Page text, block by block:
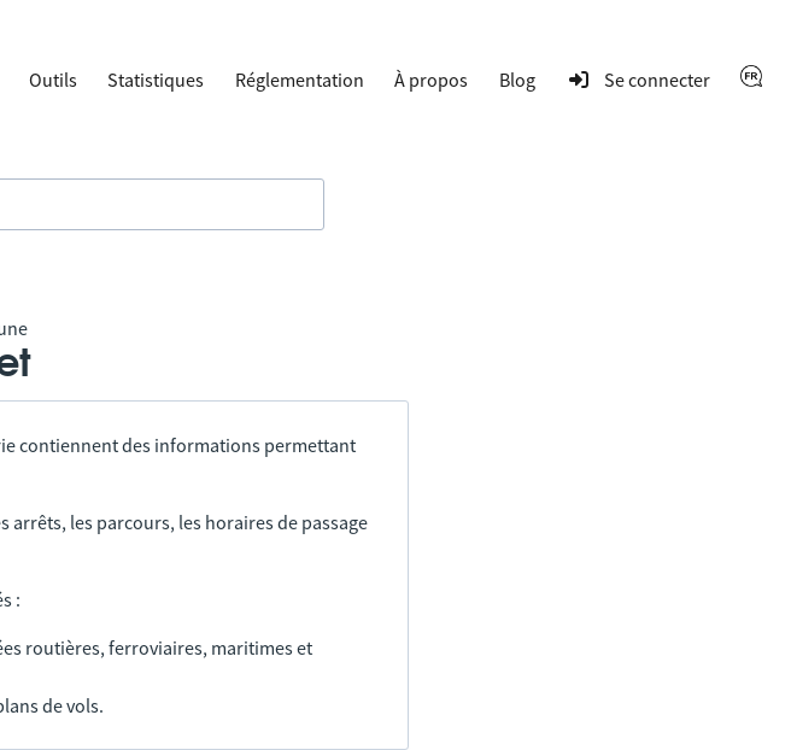
Outils Statistiques Réglementation À propos Blog Se connecter
contiennent des informations permettant
les parcours, les horaires de passage
:
routières, ferroviaires, maritimes et
de vols.